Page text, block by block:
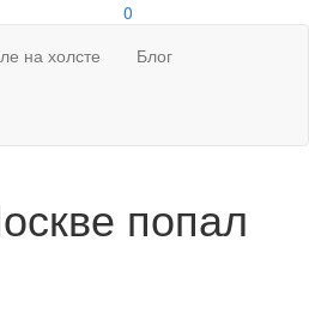
0
на холсте Блог
попал